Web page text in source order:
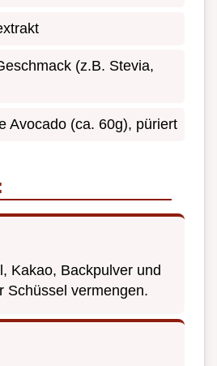
(z.B. Stevia,
Avocado (ca. 60g), püriert
Kakao, Backpulver und
Schüssel vermengen.